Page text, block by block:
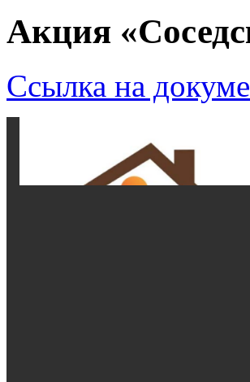
Акция
Ссылка на